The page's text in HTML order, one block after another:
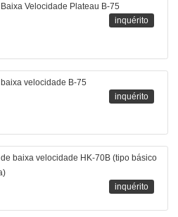
Velocidade Plateau B-75
inquérito
velocidade B-75
inquérito
baixa velocidade HK-70B (tipo básico
inquérito